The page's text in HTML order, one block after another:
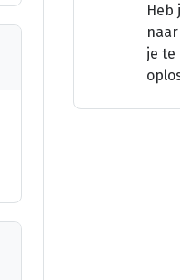
Heb
je te